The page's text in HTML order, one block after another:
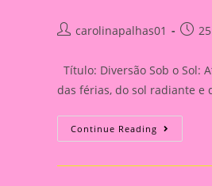
Postcarolinapalhas01
Post
Título: Diversão Sob o Sol:
das férias, do sol radiante e
Continue Reading Diversão
Sob
Sol: